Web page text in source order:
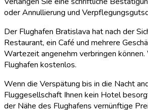
oder Annullierung und
Der Flughafen Bratislava hat nach der
Restaurant, ein Café und mehrere
Wartezeit angenehm verbringen
Flughafen kostenlos.
Wenn die Verspätung bis in die Nacht
Fluggesellschaft Ihnen kein Hotel
der Nähe des Flughafens vernünftige